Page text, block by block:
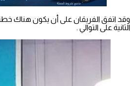
الثانية على التوالي .